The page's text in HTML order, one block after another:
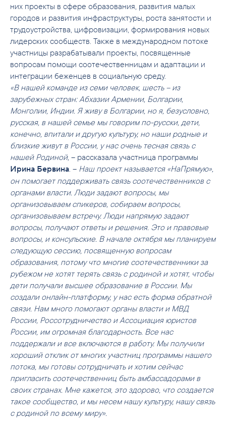
них проекты в сфере образования, развития малых
городов и развития инфраструктуры, роста занятости и
трудоустройства, цифровизации, формирования новых
лидерских сообществ. Также в международном потоке
участницы разрабатывали проекты, посвященные
вопросам помощи соотечественницам и адаптации и
интеграции беженцев в социальную среду.
«В нашей команде из семи человек, шесть – из
зарубежных стран: Абхазии Армении, Болгарии,
Монголии, Индии. Я живу в Болгарии, но я, безусловно,
русская, в нашей семье мы говорим по-русски, дети,
конечно, впитали и другую культуру, но наши родные и
близкие живут в России, у нас очень тесная связь с
нашей Родиной, – рассказала участница программы
Ирина Бервина . – Наш проект называется «НаПрямую»,
он помогает поддерживать связь соотечественников с
органами власти. Люди задают вопросы, мы
организовываем спикеров, собираем вопросы,
организовываем встречу. Люди напрямую задают
вопросы, получают ответы и решения. Это и правовые
вопросы, и консульские. В начале октября мы планируем
следующую сессию, посвященную вопросам
образования, потому что многие соотечественники за
рубежом не хотят терять связь с родиной и хотят, чтобы
дети получали высшее образование в России. Мы
создали онлайн-платформу, у нас есть форма обратной
связи. Нам много помогают органы власти и МВД
России, Россотрудничество и Ассоциация юристов
России, им огромная благодарность. Все нас
поддержали и все включаются в работу. Мы получили
хороший отклик от многих участниц программы нашего
потока, мы готовы сотрудничать и хотим сейчас
пригласить соотечественниц быть амбассадорами в
своих странах. Мне кажется, это здорово, что создается
такое сообщество, и мы несем нашу культуру, нашу связь
с родиной по всему миру».